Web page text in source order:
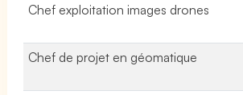
Chef exploitation images drones
Chef de projet en géomatique